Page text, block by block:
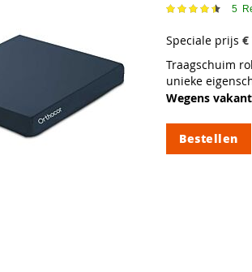
Waardering:5
Speciale prijs €
Traagschuim
unieke
Wegens
Bestellen